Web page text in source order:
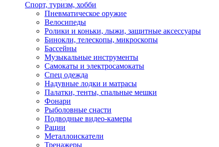
Спорт, туризм, хобби
Пневматическое оружие
Велосипеды
Ролики и коньки, лыжи, защитные аксессуары
Бинокли, телескопы, микроскопы
Бассейны
Музыкальные инструменты
Самокаты и электросамокаты
Спец одежда
Надувные лодки и матрасы
Палатки, тенты, спальные мешки
Фонари
Рыболовные снасти
Подводные видео-камеры
Рации
Металлоискатели
Тренажеры